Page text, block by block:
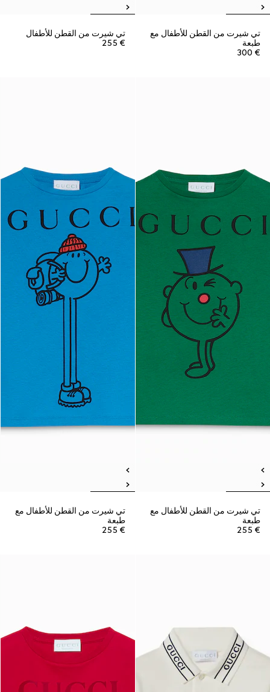
تي شيرت من القطن للأطفال مع
طبعة
€ 300
تي شيرت من القطن للأطفال
€ 255
تي شيرت من القطن للأطفال مع
طبعة
€ 255
تي شيرت من القطن للأطفال مع
طبعة
€ 255